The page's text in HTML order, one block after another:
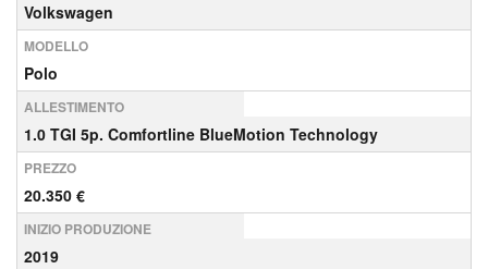
Volkswagen
MODELLO
Polo
ALLESTIMENTO
1.0 TGI 5p. Comfortline BlueMotion Technology
PREZZO
20.350 €
INIZIO PRODUZIONE
2019